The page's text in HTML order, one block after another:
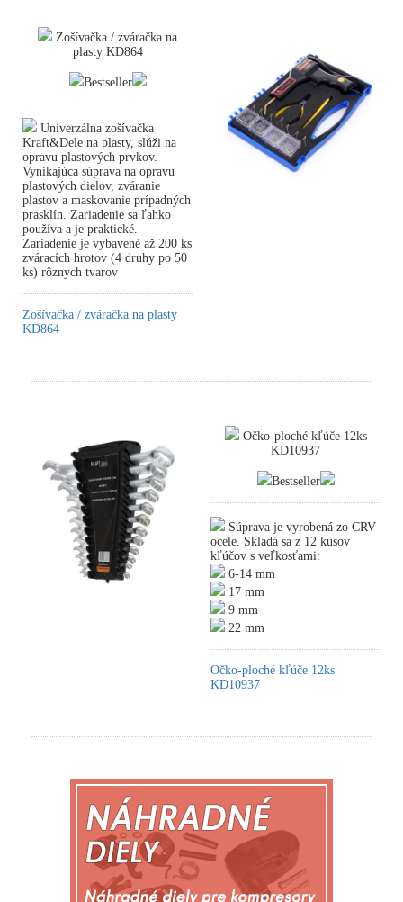
Zošívačka / zváračka na
plasty KD864
Bestseller
Univerzálna zošívačka
Kraft&Dele na plasty, slúži na
opravu plastových prvkov.
Vynikajúca súprava na opravu
plastových dielov, zváranie
plastov a maskovanie prípadných
prasklín. Zariadenie sa ľahko
používa a je praktické.
Zariadenie je vybavené až 200 ks
zváracích hrotov (4 druhy po 50
ks) rôznych tvarov
Zošívačka / zváračka na plasty
KD864
Očko-ploché kľúče 12ks
KD10937
Bestseller
Súprava je vyrobená zo CRV
ocele. Skladá sa z 12 kusov
kľúčov s veľkosťami:
6-14 mm
17 mm
9 mm
22 mm
Očko-ploché kľúče 12ks
KD10937